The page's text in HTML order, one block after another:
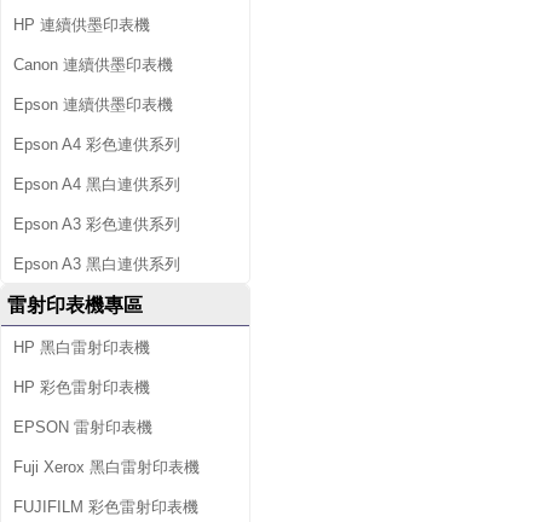
HP 連續供墨印表機
Canon 連續供墨印表機
Epson 連續供墨印表機
Epson A4 彩色連供系列
Epson A4 黑白連供系列
Epson A3 彩色連供系列
Epson A3 黑白連供系列
雷射印表機專區
HP 黑白雷射印表機
HP 彩色雷射印表機
EPSON 雷射印表機
Fuji Xerox 黑白雷射印表機
FUJIFILM 彩色雷射印表機